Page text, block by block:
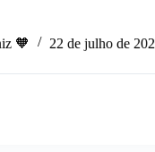
🧡 22 de julho de